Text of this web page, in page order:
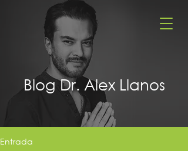
Blog Dr. Alex Llanos
Entrada